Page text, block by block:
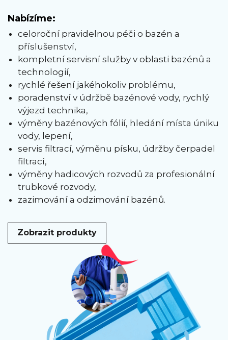
Nabízíme:
celoroční pravidelnou péči o bazén a
příslušenství,
kompletní servisní služby v oblasti bazénů a
technologií,
rychlé řešení jakéhokoliv problému,
poradenství v údržbě bazénové vody, rychlý
výjezd technika,
výměny bazénových fólií, hledání místa úniku
vody, lepení,
servis filtrací, výměnu písku, údržby čerpadel
filtrací,
výměny hadicových rozvodů za profesionální
trubkové rozvody,
zazimování a odzimování bazénů.
Zobrazit produkty